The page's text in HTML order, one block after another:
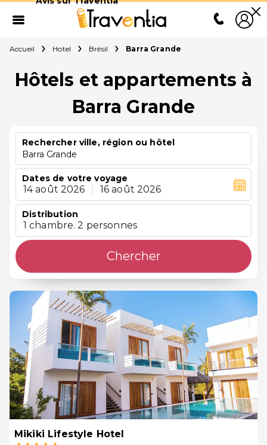
Accueil Hotel Brésil Barra Grande
Hôtels et appartements à
Barra Grande
Rechercher ville, région ou hôtel
Barra Grande
Dates de votre voyage
14 août 2026 16 août 2026
Distribution
1 chambre. 2 personnes
Chercher
Mikiki Lifestyle Hotel